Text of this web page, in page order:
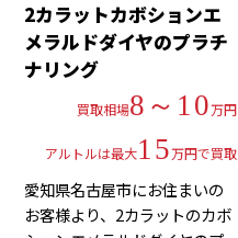
2カラットカボションエ
メラルドダイヤのプラチ
ナリング
買取相場8～10万円
アルトルは最大15万円で買取
愛知県名古屋市にお住まいの
お客様より、2カラットのカボ